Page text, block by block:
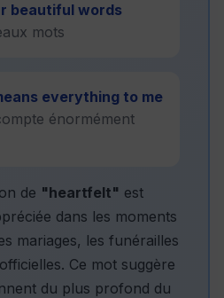
beautiful words
mots
everything to me
énormément
de "heartfelt" est
dans les moments
mariages, les funérailles
Ce mot suggère
du plus profond du